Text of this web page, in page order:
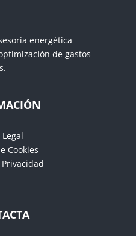
energética
de gastos
Cookies